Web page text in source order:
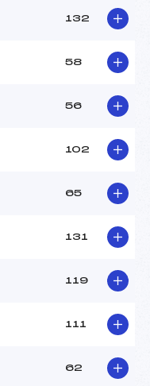
132
58
56
102
65
131
119
111
62